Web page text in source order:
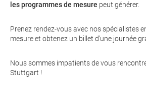
les programmes de mesure peut générer.
Prenez rendez-vous avec nos spécialistes
mesure et obtenez un billet d'une journée
Nous sommes impatients de vous
Stuttgart !